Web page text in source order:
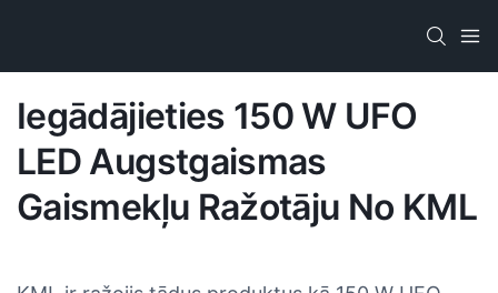
Iegādājieties 150 W UFO
LED Augstgaismas
Gaismekļu Ražotāju No KML